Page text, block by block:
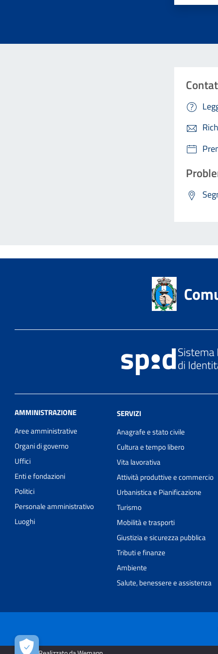
AMMINISTRAZIONE
Aree amministrative
Organi di governo
Uffici
Enti e fondazioni
Politici
Personale amministrativo
Luoghi
SERVIZI
Anagrafe e stato civile
Cultura e tempo libero
Vita lavorativa
Attività produttive e commercio
Urbanistica e Pianificazione
Turismo
Mobilità e trasporti
Giustizia e sicurezza pubblica
Tributi e finanze
Ambiente
Salute, benessere e assistenza